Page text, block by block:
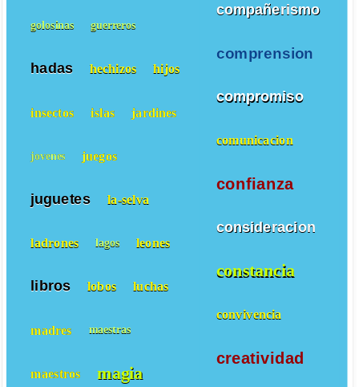
compañerismo
comprension
compromiso
comunicacion
confianza
consideracion
constancia
convivencia
creatividad
golosinas guerreros
hadas hechizos hijos
insectos islas jardines
jovenes juegos
juguetes la-selva
ladrones lagos leones
libros lobos luchas
madres maestras
maestros magia